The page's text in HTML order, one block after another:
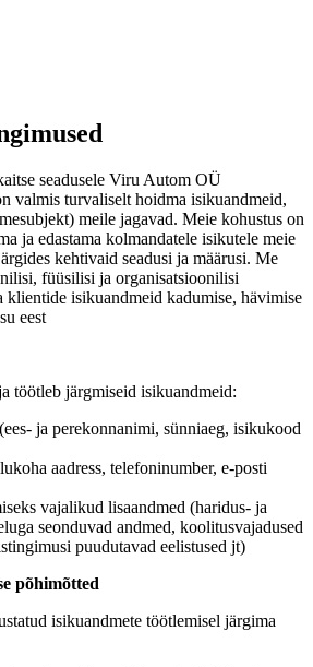
seadusele Viru Autom OÜ
valmis turvaliselt hoidma isikuandmeid,
meile jagavad. Meie kohustus on
ja edastama kolmandatele isikutele meie
kehtivaid seadusi ja määrusi. Me
füüsilisi ja organisatsioonilisi
klientide isikuandmeid kadumise, hävimise
eest
töötleb järgmiseid isikuandmeid:
ja perekonnanimi, sünniaeg, isikukood
aadress, telefoninumber, e-posti
vajalikud lisaandmed (haridus- ja
seonduvad andmed, koolitusvajadused
puudutavad eelistused jt)
põhimõtted
isikuandmete töötlemisel järgima